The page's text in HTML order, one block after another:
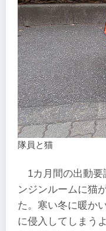
隊員と猫
1カ月間の出動
ンジンルームに猫
た。寒い冬に暖か
に侵入してしまう